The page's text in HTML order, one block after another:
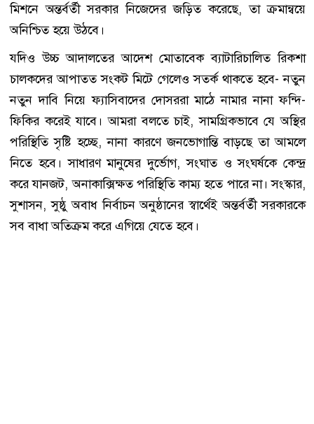
মিশনে অন্তর্বর্তী সরকার নিজেদের জড়িত করেছে, তা ক্রমান্বয়ে
অনিশ্চিত হয়ে উঠবে।
যদিও উচ্চ আদালতের আদেশ মোতাবেক ব্যাটারিচালিত রিকশা
চালকদের আপাতত সংকট মিটে গেলেও সতর্ক থাকতে হবে- নতুন
নতুন দাবি নিয়ে ফ্যাসিবাদের দোসররা মাঠে নামার নানা ফন্দি-
ফিকির করেই যাবে। আমরা বলতে চাই, সামগ্রিকভাবে যে অস্থির
পরিস্থিতি সৃষ্টি হচ্ছে, নানা কারণে জনভোগান্তি বাড়ছে তা আমলে
নিতে হবে। সাধারণ মানুষের দুর্ভোগ, সংঘাত ও সংঘর্ষকে কেন্দ্র
করে যানজট, অনাকাক্সিক্ষত পরিস্থিতি কাম্য হতে পারে না। সংস্কার,
সুশাসন, সুষ্ঠু অবাধ নির্বাচন অনুষ্ঠানের স্বার্থেই অন্তর্বর্তী সরকারকে
সব বাধা অতিক্রম করে এগিয়ে যেতে হবে।